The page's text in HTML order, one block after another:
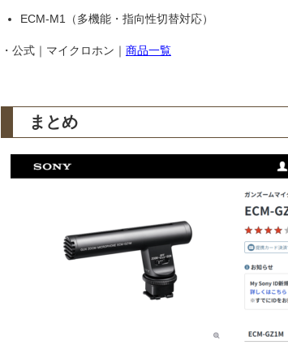
ECM-M1（多機能・指向性切替対応）
・公式｜マイクロホン｜ 商品一覧
まとめ